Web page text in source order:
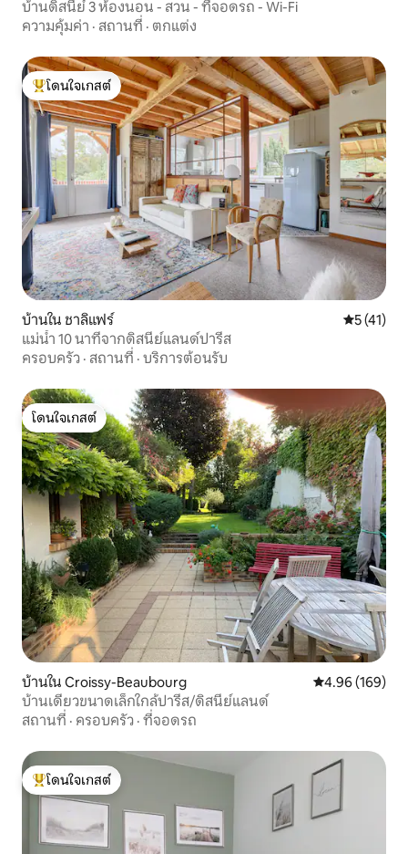
บ้านดิสนีย์ 3 ห้องนอน - สวน - ที่จอดรถ - Wi-Fi
ความคุ้มค่า · สถานที่ · ตกแต่ง
โดนใจเกสต์ที่สุด
โดนใจเกสต์
บ้านใน ชาลิแฟร์ คะแนนเฉ
5 (41)
แม่น้ำ 10 นาทีจากดิสนีย์แลนด์ปารีส
ครอบครัว · สถานที่ · บริการต้อนรับ
โดนใจเกสต์
โดนใจเกสต์
บ้านใน Croissy-Beaubourg คะแนนเฉลี่ย
4.96 (169)
บ้านเดี่ยวขนาดเล็กใกล้ปารีส/ดิสนีย์แลนด์
สถานที่ · ครอบครัว · ที่จอดรถ
โดนใจเกสต์ที่สุด
โดนใจเกสต์